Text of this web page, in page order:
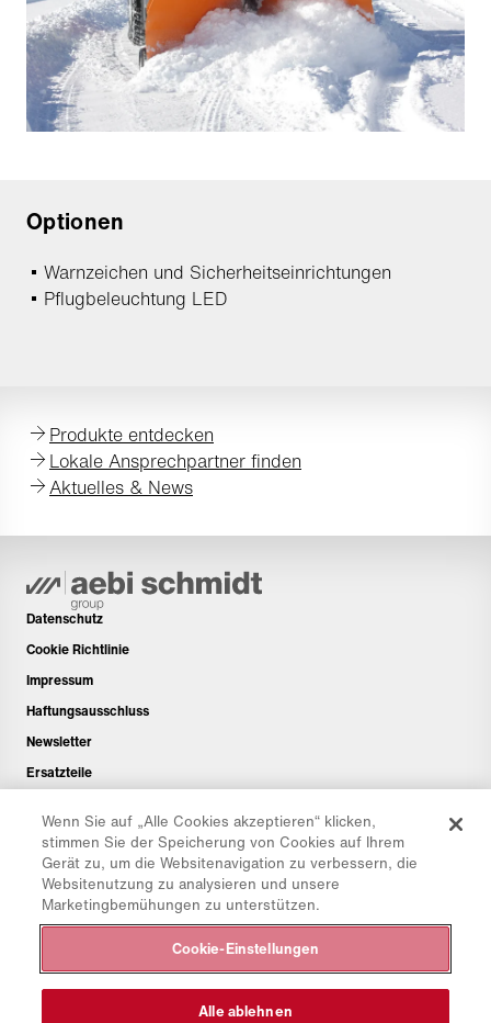
Optionen
Warnzeichen und Sicherheitseinrichtungen
Pflugbeleuchtung LED
Produkte entdecken
Lokale Ansprechpartner finden
Aktuelles & News
Datenschutz
Cookie Richtlinie
Impressum
Haftungsausschluss
Newsletter
Ersatzteile
CO₂-Rechner
TCO-Rechner
Händler & Standorte
Produktgruppenübersicht
CollabHub Login
Wenn Sie auf „Alle Cookies akzeptieren“ klicken,
stimmen Sie der Speicherung von Cookies auf Ihrem
Gerät zu, um die Websitenavigation zu verbessern, die
Websitenutzung zu analysieren und unsere
Marketingbemühungen zu unterstützen.
Cookie-Einstellungen
Alle ablehnen